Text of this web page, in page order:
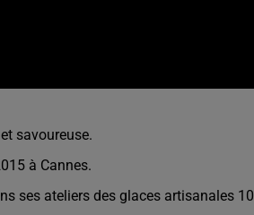
savoureuse.
à Cannes.
ses ateliers des glaces artisanales